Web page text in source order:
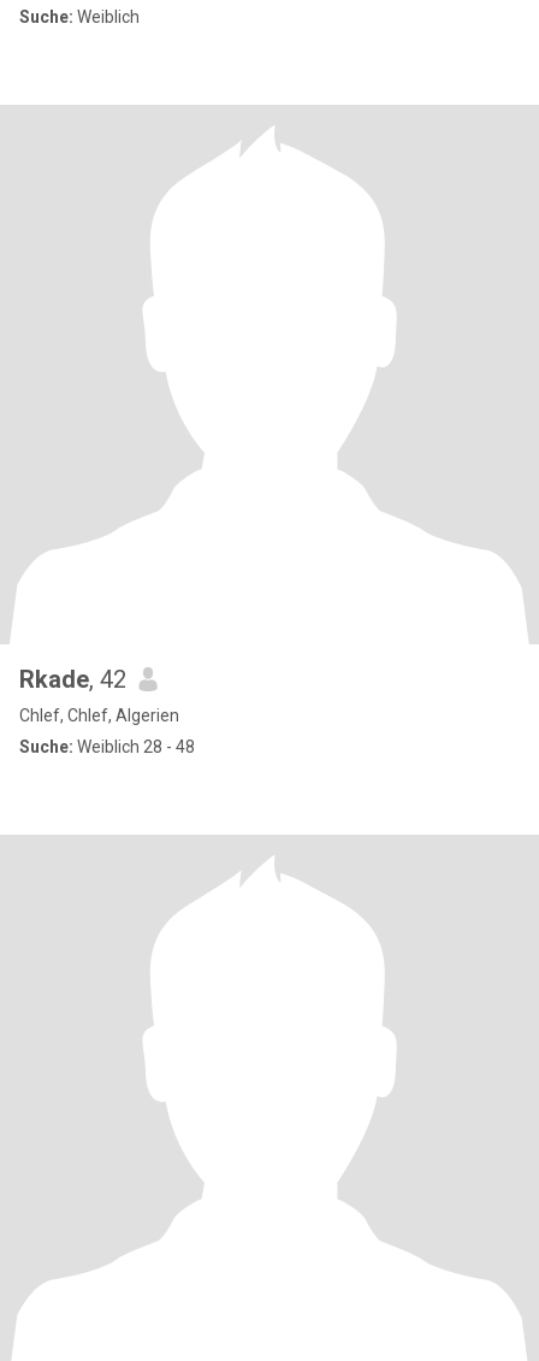
Suche: Weiblich
Rkade, 42
Chlef, Chlef, Algerien
Suche: Weiblich 28 - 48